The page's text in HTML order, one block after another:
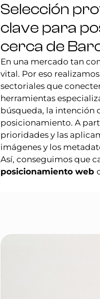
Selección
clave para
cerca de
En una mercado tan
vital. Por eso
sectoriales que
herramientas
búsqueda, la intención
posicionamiento. A
prioridades y las
imágenes y los
Así, conseguimos que
posicionamiento web